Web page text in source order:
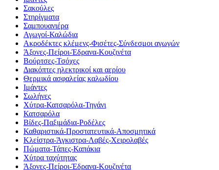
Σακούλες
Στηρίγματα
Σαμπουανιέρα
Αγωγοί-Καλώδια
Ακροδέκτες κλέμενς-Φισέτες-Σύνδεσμοι αγωγών
Άξονες-Πείροι-Έδρανα-Κουζινέτα
Βούρτσες-Τσόχες
Διακόπτες ηλεκτρικοί και αερίου
Θερμικά ασφαλείας καλωδίου
Ιμάντες
Σωλήνες
Χύτρα-Κατσαρόλα-Τηγάνι
Κατσαρόλα
Βίδες-Παξιμάδια-Ροδέλες
Καθαριστικά-Προστατευτικά-Αποσμητικά
Κλείστρα-Άγκιστρα-Λαβές-Χειρολαβές
Πώματα-Τάπες-Καπάκια
Χύτρα ταχύτητας
Άξονες-Πείροι-Έδρανα-Κουζινέτα